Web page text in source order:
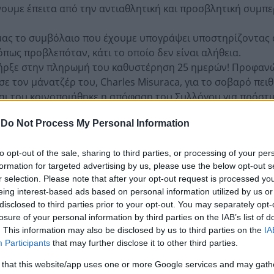
Do Not Process My Personal Information
opt-out of the sale, sharing to third parties, or processing of your
for targeted advertising by us, please use the below opt-out
selection. Please note that after your opt-out request is processed
interest-based ads based on personal information utilized by us
to third parties prior to your opt-out. You may separately
of your personal information by third parties on the IAB’s list of
This information may also be disclosed by us to third parties on the
Participants that may further disclose it to other third parties.
that this website/app uses one or more Google services and may
έπειτα από την αντιαθλητική και προσβλητική
το συμβόλαιο που έχουμε υπογράψει υποστηρίζοντας
προβλεπόταν, κάτι το οποίο δεν είναι αλήθεια.
στην πληρωμή του καθυστέρηση 25 ημερών!
τον μάνατζέρ του, Charles Misuraca, για το σοβαρό
του κοινοποιήθηκε η απόφαση του Συλλόγου για
καταβληθεί η αμοιβή του για δεδουλευμένα έως και
παράπτωμα, σήμερα 2 Φεβρουαρίου, καθώς
της ομάδας.
τα όσα ισχυρίζεται εγγράφως ο μάνατζερ το, Charles
καθυστέρηση 25 ημερών! Δεν ισχύει
την έννοια της καθυστέρησης. Αναλυτικά:
Article 16
to terminate as payment due by Jan 8, 2022 is now
or we will submit to the BAT.